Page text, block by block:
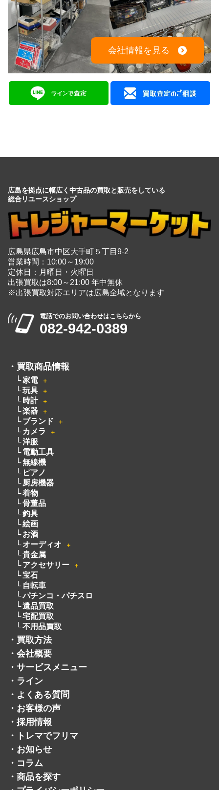
会社情報を見る
広島を拠点に幅広く中古品の買取と販売をしている
総合リユースショップ
広島県広島市中区大手町５丁目9-2
営業時間：10:00～19:00
定休日：月曜日・火曜日
出張買取は8:00～21:00 年中無休
※出張買取対応エリアは広島全域となります
電話でのお問い合わせはこちらから
082-942-0389
・ 買取商品情報
家電 ＋
玩具 ＋
時計 ＋
楽器 ＋
ブランド ＋
カメラ ＋
洋服
電動工具
無線機
ピアノ
厨房機器
着物
骨董品
釣具
絵画
お酒
オーディオ
＋
貴金属
アクセサリー
＋
宝石
自転車
パチンコ・パチスロ
遺品買取
宅配買取
不用品買取
・ 買取方法
・ 会社概要
・ サービスメニュー
・ ライン
・ よくある質問
・ お客様の声
・ 採用情報
・
トレマでフリマ
・ お知らせ
・ コラム
・ 商品を探す